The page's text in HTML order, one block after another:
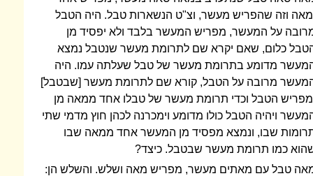
וזה שהפריש מעשר, וצ"ט הנשארות טבל. היה הטבל
על המעשר, מפריש המעשר בלבד ולא יפסיד מן
כלום, שאם יקרא שם לתרומת מעשר שנטבל נמצא
מדומע בתרומת מעשר של טבל שעלתה עמו. היה
מרובה על הטבל, קורא שם לתרומת מעשר [שבטבל]
הטבל וכדי תרומת מעשר של טבלו אחד ממאה מן
ויהיה הטבל כולו מדומע וימכרנה לכהן חוץ מדמי שתי
שבו, ונמצא מפסיד מן המעשר אחד ממאה שבו
כמו תרומת מעשר שבטבל. כיצד?
טבל עם מאתים מעשר, מפריש מאה ושלש. והשלש הן: